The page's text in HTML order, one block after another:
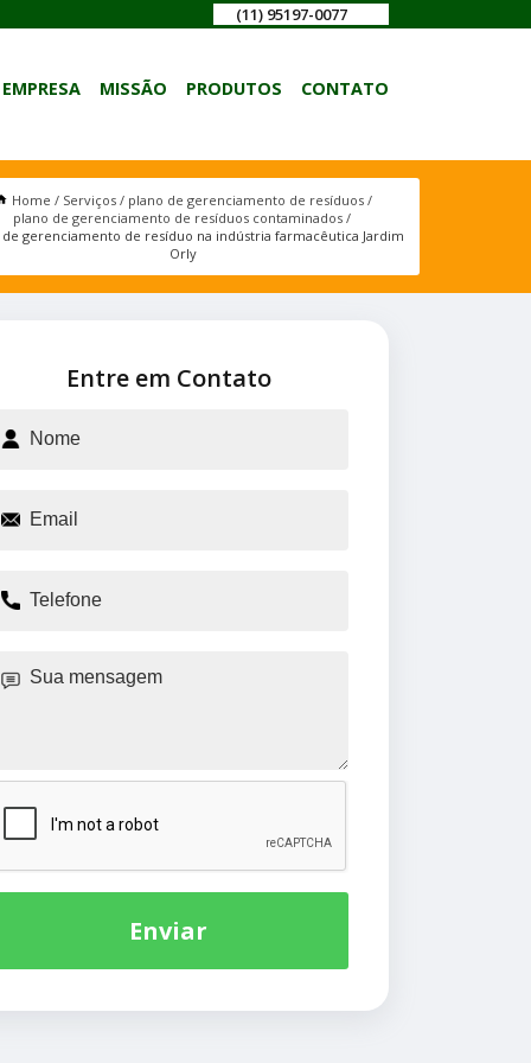
(11) 95197-0077
EMPRESA MISSÃO PRODUTOS CONTATO
Home Serviços
plano de gerenciamento de resíduos
plano de gerenciamento de resíduos contaminados
de gerenciamento de resíduo na indústria farmacêutica Jardim
Orly
Entre em Contato
Enviar